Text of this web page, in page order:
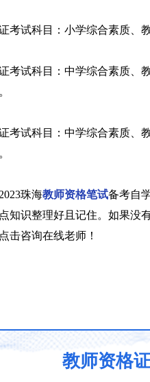
考试科目：小学综合素质、
考试科目：中学综合素质、
考试科目：中学综合素质、
珠海教师资格笔试备考自
知识整理好且记住。如果没
击咨询在线老师！
教师资格